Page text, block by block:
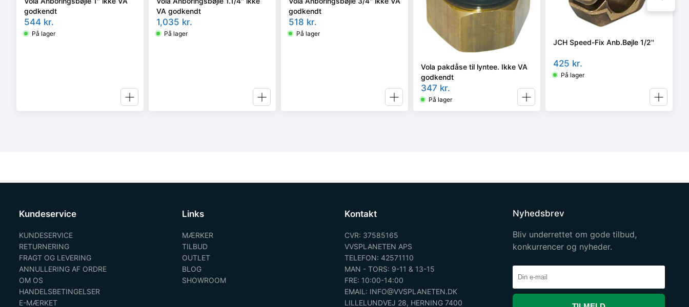
godkendt
544 kr.
På lager
VA godkendt
1,035 kr.
På lager
godkendt
518 kr.
På lager
Vola pakdåse til lyntee. Ikke VA
godkendt
347 kr.
På lager
JCH Speed-Fix Anb.Bøjle 1/2''
425 kr.
På lager
Kundeservice
KUNDESERVICE
RETURNERING
FRAGT OG LEVERING
ANNULLERING AF ORDRE
OM OS
HANDELSBETINGELSER
E-MÆRKET
Links
MÆRKER
TILBUD
OUTLET
BLOG
SHOWROOM
Kontakt
CVR: 37585165
VVSPLANETEN APS
TELEFON: 42571110
MAN - TORS: 9-11 & 13-15
FRE: 10:00-14:00
EMAIL: INFO@VVSPLANETEN.DK
LILLELUNDVEJ 28, HERNING 7400
Nyhedsbrev
Bliv underrettet om gode tilbud,
konkurrencer og nyheder.